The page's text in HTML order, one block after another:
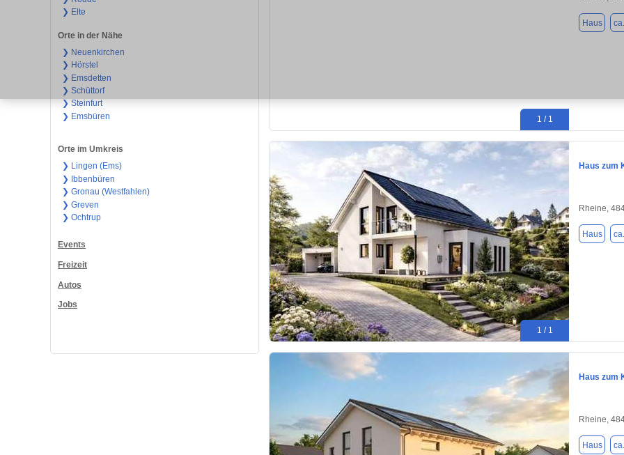
❯ Elte
Orte in der Nähe
❯ Neuenkirchen
❯ Hörstel
❯ Emsdetten
❯ Schüttorf
❯ Steinfurt
❯ Emsbüren
Orte im Umkreis
❯ Lingen (Ems)
❯ Ibbenbüren
❯ Gronau (Westfahlen)
❯ Greven
❯ Ochtrup
Events
Freizeit
Autos
Jobs
1 / 1
Haus
1 / 1
Haus zum
Rheine,
Haus
Haus zum
Rheine,
Haus